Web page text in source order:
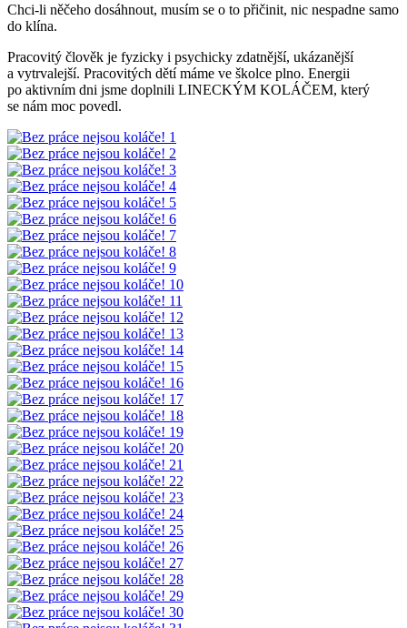
Chci-li něčeho dosáhnout, musím se o to přičinit, nic nespadne samo
do klína.
Pracovitý člověk je fyzicky i psychicky zdatnější, ukázanější
a vytrvalejší. Pracovitých dětí máme ve školce plno. Energii
po aktivním dni jsme doplnili LINECKÝM KOLÁČEM, který
se nám moc povedl.